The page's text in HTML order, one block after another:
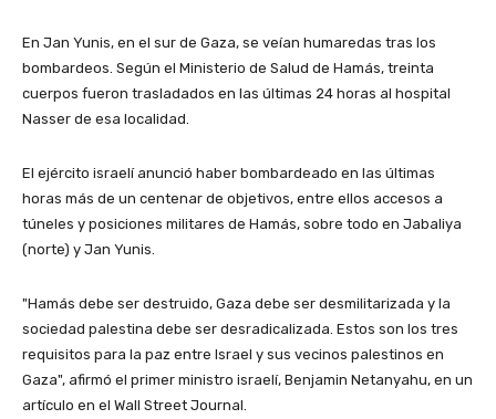
En Jan Yunis, en el sur de Gaza, se veían humaredas tras los
bombardeos. Según el Ministerio de Salud de Hamás, treinta
cuerpos fueron trasladados en las últimas 24 horas al hospital
Nasser de esa localidad.
El ejército israelí anunció haber bombardeado en las últimas
horas más de un centenar de objetivos, entre ellos accesos a
túneles y posiciones militares de Hamás, sobre todo en Jabaliya
(norte) y Jan Yunis.
"Hamás debe ser destruido, Gaza debe ser desmilitarizada y la
sociedad palestina debe ser desradicalizada. Estos son los tres
requisitos para la paz entre Israel y sus vecinos palestinos en
Gaza", afirmó el primer ministro israelí, Benjamin Netanyahu, en un
artículo en el Wall Street Journal.